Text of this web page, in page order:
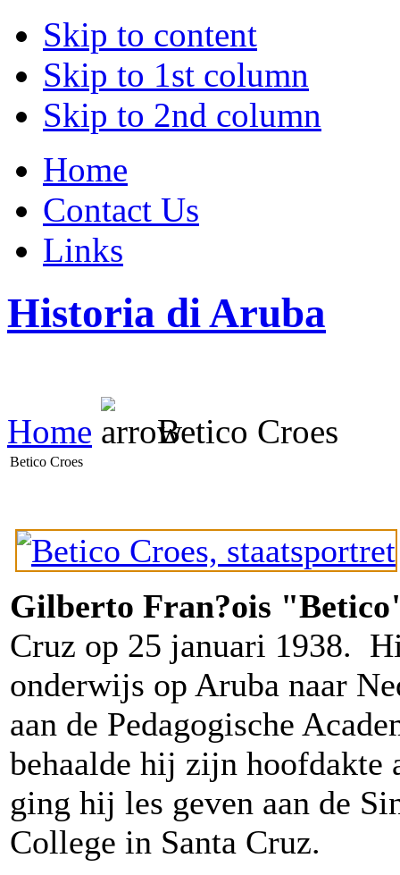
Skip to content
Skip to 1st column
Skip to 2nd column
Home
Contact Us
Links
Historia di Aruba
Home Betico Croes
Betico Croes
Gilberto Fran?ois
Cruz op 25 januari 1938.
onderwijs op Aruba naar
aan de Pedagogische
behaalde hij zijn hoofdakte
ging hij les geven aan de
College in Santa Cruz.